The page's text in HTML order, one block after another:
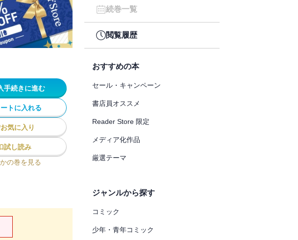
手続きに進む
トに入れる
お気に入り
試し読み
の巻を見る
続巻一覧
閲覧履歴
おすすめの本
セール・キャンペーン
書店員オススメ
Reader Store 限定
メディア化作品
厳選テーマ
ジャンルから探す
コミック
少年・青年コミック